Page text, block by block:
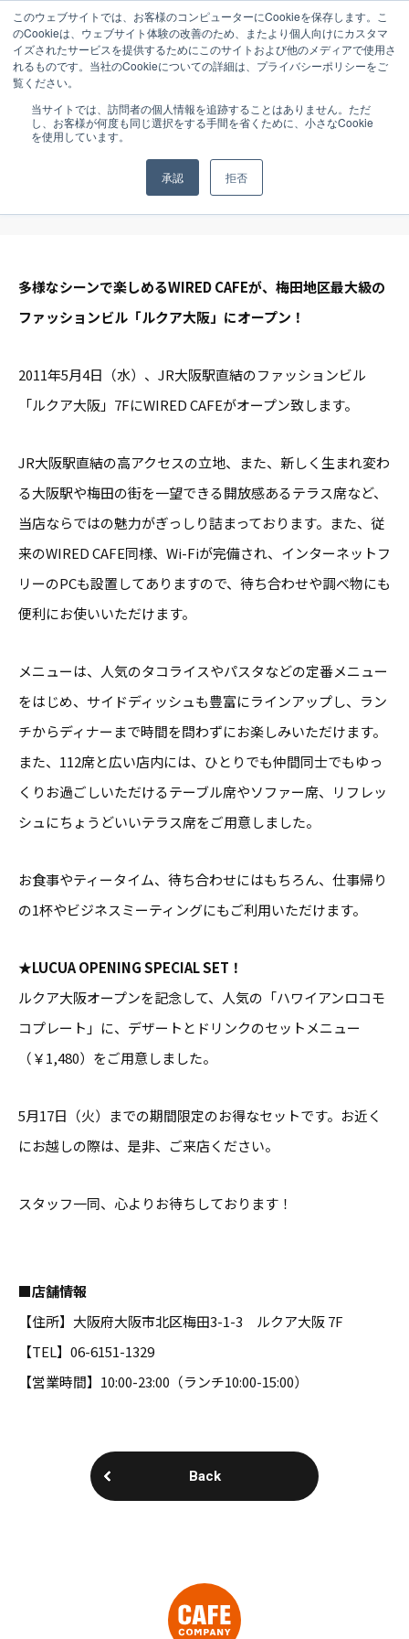
このウェブサイトでは、お客様のコンピューターにCookieを保存します。こ
のCookieは、ウェブサイト体験の改善のため、またより個人向けにカスタマ
イズされたサービスを提供するためにこのサイトおよび他のメディアで使用さ
れるものです。当社のCookieについての詳細は、プライバシーポリシーをご
覧ください。
当サイトでは、訪問者の個人情報を追跡することはありません。ただ
し、お客様が何度も同じ選択をする手間を省くために、小さなCookie
を使用しています。
承認 拒否
【NEW OPEN】5月4日（水）大阪駅直結
のファッションビル「ルクア大阪」に
「WIRED CAFE」がオープン！
多様なシーンで楽しめるWIRED CAFEが、梅田地区最大級の
ファッションビル「ルクア大阪」にオープン！
2011年5月4日（水）、JR大阪駅直結のファッションビル
「ルクア大阪」7FにWIRED CAFEがオープン致します。
JR大阪駅直結の高アクセスの立地、また、新しく生まれ変わ
る大阪駅や梅田の街を一望できる開放感あるテラス席など、
当店ならではの魅力がぎっしり詰まっております。また、従
来のWIRED CAFE同様、Wi-Fiが完備され、インターネットフ
リーのPCも設置してありますので、待ち合わせや調べ物にも
便利にお使いいただけます。
メニューは、人気のタコライスやパスタなどの定番メニュー
をはじめ、サイドディッシュも豊富にラインアップし、ラン
チからディナーまで時間を問わずにお楽しみいただけます。
また、112席と広い店内には、ひとりでも仲間同士でもゆっ
くりお過ごしいただけるテーブル席やソファー席、リフレッ
シュにちょうどいいテラス席をご用意しました。
お食事やティータイム、待ち合わせにはもちろん、仕事帰り
の1杯やビジネスミーティングにもご利用いただけます。
★LUCUA OPENING SPECIAL SET！
ルクア大阪オープンを記念して、人気の「ハワイアンロコモ
コプレート」に、デザートとドリンクのセットメニュー
（￥1,480）をご用意しました。
5月17日（火）までの期間限定のお得なセットです。お近く
にお越しの際は、是非、ご来店ください。
スタッフ一同、心よりお待ちしております！
■店舗情報
【住所】大阪府大阪市北区梅田3-1-3 ルクア大阪 7F
【TEL】06-6151-1329
【営業時間】10:00-23:00（ランチ10:00-15:00）
Back